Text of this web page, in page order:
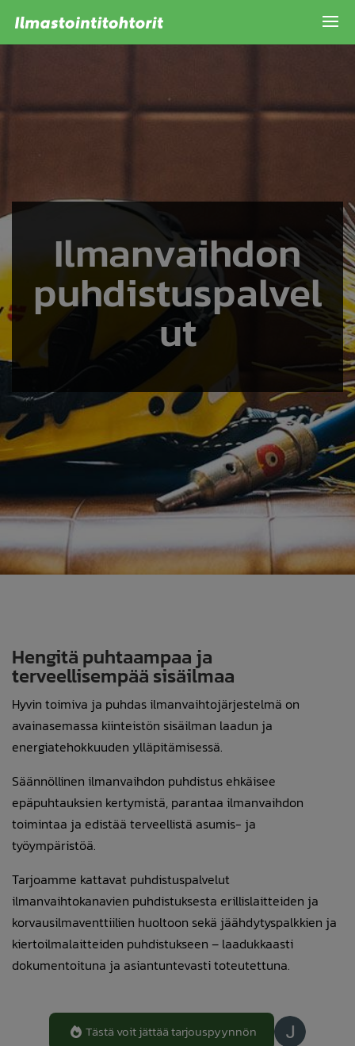
Ilmanvaihdon
puhdistuspalvel
ut
Hengitä puhtaampaa ja
terveellisempää sisäilmaa
Hyvin toimiva ja puhdas ilmanvaihtojärjestelmä on
avainasemassa kiinteistön sisäilman laadun ja
energiatehokkuuden ylläpitämisessä.
Säännöllinen ilmanvaihdon puhdistus ehkäisee
epäpuhtauksien kertymistä, parantaa ilmanvaihdon
toimintaa ja edistää terveellistä asumis- ja
työympäristöä.
Tarjoamme kattavat puhdistuspalvelut
ilmanvaihtokanavien puhdistuksesta erillislaitteiden ja
korvausilmaventtiilien huoltoon sekä jäähdytyspalkkien ja
kiertoilmalaitteiden puhdistukseen – laadukkaasti
dokumentoituna ja asiantuntevasti toteutettuna.
Tästä voit jättää tarjouspyynnön